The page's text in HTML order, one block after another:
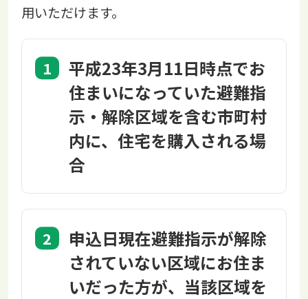
用いただけます。
平成23年3月11日時点でお
住まいになっていた避難指
示・解除区域を含む市町村
内に、住宅を購入される場
合
申込日現在避難指示が解除
されていない区域にお住ま
いだった方が、当該区域を